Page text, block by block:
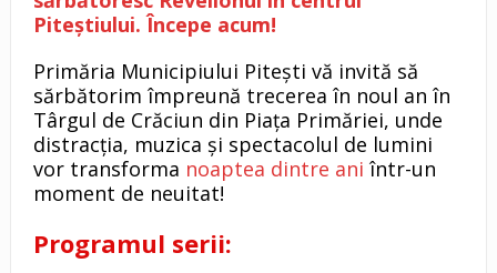
Piteștiului. Începe acum!
Primăria Municipiului Pitești vă invită să
sărbătorim împreună trecerea în noul an în
Târgul de Crăciun din Piața Primăriei, unde
distracția, muzica și spectacolul de lumini
vor transforma noaptea dintre ani într-un
moment de neuitat!
Programul serii: